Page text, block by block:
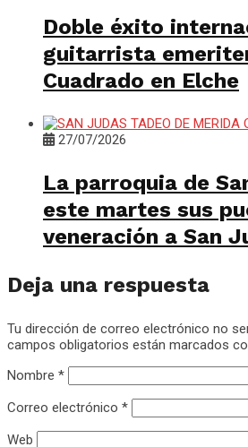
Doble éxito
guitarrista
Cuadrado en Elche
27/07/2026
La parroquia de
este martes sus
veneración a San
Deja una respuesta
Tu dirección de correo electrónico no
campos obligatorios están marcados
Nombre *
Correo electrónico *
Web